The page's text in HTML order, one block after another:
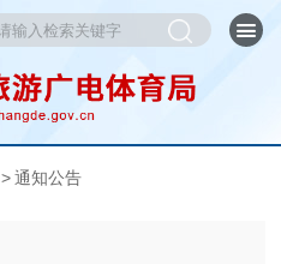
> 通知公告